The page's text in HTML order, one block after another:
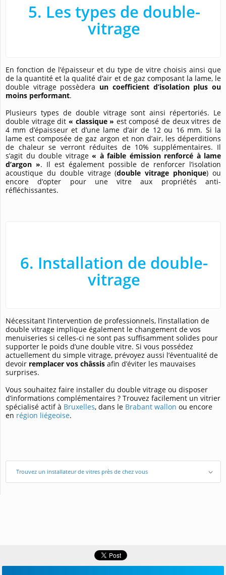
5. Les types de double-
vitrage
En fonction de l’épaisseur et du type de vitre choisis ainsi que
de la quantité et la qualité d’air et de gaz composant la lame, le
double vitrage possèdera un coefficient d’isolation plus ou
moins performant.
Plusieurs types de double vitrage sont ainsi répertoriés. Le
double vitrage dit « classique » est composé de deux vitres de
4 mm d’épaisseur et d’une lame d’air de 12 ou 16 mm. Si la
lame est composée de gaz argon et non d’air, les déperditions
de chaleur se verront réduites de 10% supplémentaires. Il
s’agit du double vitrage « à faible émission renforcé à lame
d’argon ». Il est également possible de renforcer l’isolation
acoustique du double vitrage (double vitrage phonique) ou
encore d’opter pour une vitre aux propriétés anti-
réfléchissantes.
6. Installation de double-
vitrage
Nécessitant l’intervention de professionnels, l’installation de
double vitrage implique également le changement de vos
menuiseries si celles-ci ne sont pas suffisamment solides pour
supporter le poids d’une double vitre. Si vous possédez
actuellement du simple vitrage, prévoyez aussi l’éventualité de
devoir remplacer vos châssis afin d’éviter les mauvaises
surprises.
Vous souhaitez faire installer du double vitrage ou disposer
d’informations complémentaires ? Trouvez facilement un vitrier
spécialisé actif à Bruxelles, dans le Brabant wallon ou encore
en région liégeoise.
Trouvez un installateur de vitres près de chez vous